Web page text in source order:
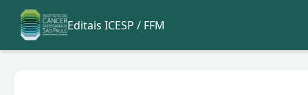
Editais ICESP / FFM